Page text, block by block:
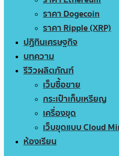
ราคา Dogecoin
ราคา Ripple (XRP)
ปฏิทินเศรษฐกิจ
บทความ
รีวิวผลิตภัณฑ์
เว็บซื้อขาย
กระเป๋าเก็บเหรียญ
เครื่องขุด
เว็บขุดแบบ Cloud
ห้องเรียน